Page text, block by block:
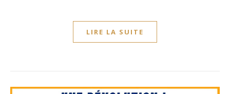
LIRE LA SUITE